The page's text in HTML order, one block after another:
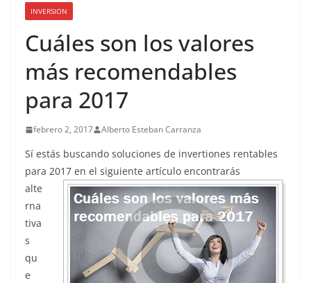
INVERSION
Cuáles son los valores
más recomendables
para 2017
febrero 2, 2017 Alberto Esteban Carranza
Sí estás buscando soluciones de invertiones rentables
para 2017 en el siguiente artículo encontrarás
alte
rna
tiva
s
qu
e